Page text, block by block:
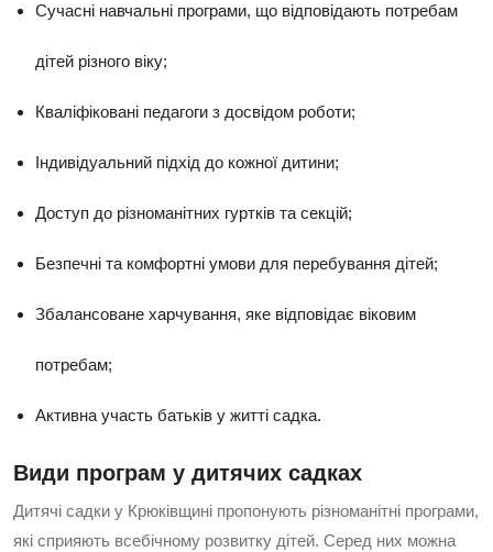
Сучасні навчальні програми, що відповідають потребам
дітей різного віку;
Кваліфіковані педагоги з досвідом роботи;
Індивідуальний підхід до кожної дитини;
Доступ до різноманітних гуртків та секцій;
Безпечні та комфортні умови для перебування дітей;
Збалансоване харчування, яке відповідає віковим
потребам;
Активна участь батьків у житті садка.
Види програм у дитячих садках
Дитячі садки у Крюківщині пропонують різноманітні програми,
які сприяють всебічному розвитку дітей. Серед них можна